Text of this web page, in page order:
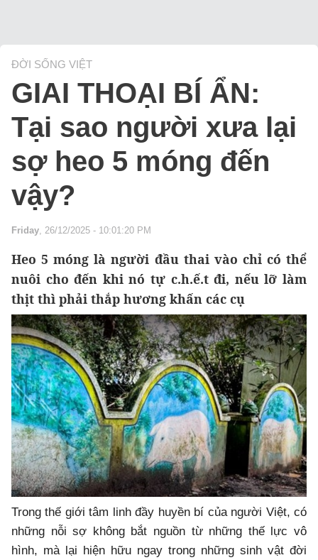
ĐỜI SỐNG VIỆT
GIAI THOẠI BÍ ẨN:
Tại sao người xưa lại
sợ heo 5 móng đến
vậy?
Friday, 26/12/2025 - 10:01:20 PM
Heo 5 móng là người đầu thai vào chỉ có thể
nuôi cho đến khi nó tự c.h.ế.t đi, nếu lỡ làm
thịt thì phải thắp hương khấn các cụ
Trong thế giới tâm linh đầy huyền bí của người Việt, có
những nỗi sợ không bắt nguồn từ những thế lực vô
hình, mà lại hiện hữu ngay trong những sinh vật đời